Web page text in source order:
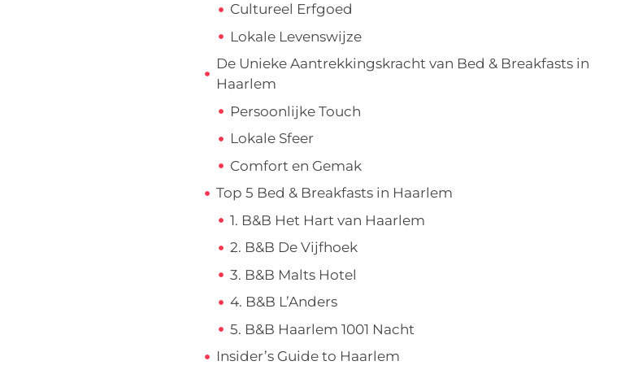
Cultureel Erfgoed
Lokale Levenswijze
De Unieke Aantrekkingskracht van Bed & Breakfasts in
Haarlem
Persoonlijke Touch
Lokale Sfeer
Comfort en Gemak
Top 5 Bed & Breakfasts in Haarlem
1. B&B Het Hart van Haarlem
2. B&B De Vijfhoek
3. B&B Malts Hotel
4. B&B L’Anders
5. B&B Haarlem 1001 Nacht
Insider’s Guide to Haarlem